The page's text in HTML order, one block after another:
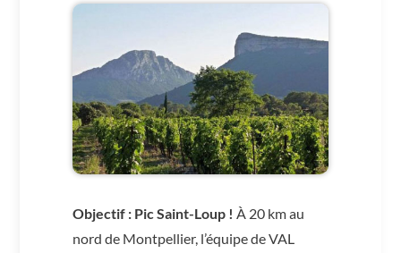
Objectif : Pic Saint-Loup ! À 20 km au
nord de Montpellier, l’équipe de VAL